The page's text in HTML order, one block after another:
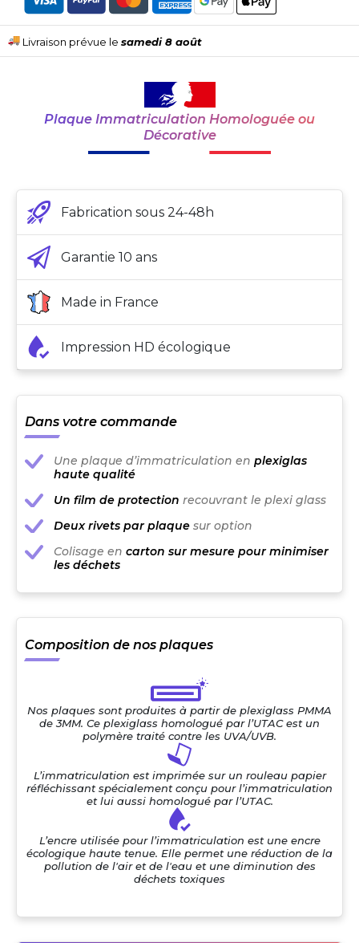
Livraison prévue le samedi 8 août
Plaque Immatriculation Homologuée ou
Décorative
Fabrication sous 24-48h
Garantie 10 ans
Made in France
Impression HD écologique
Dans votre commande
Une plaque d’immatriculation en plexiglas
haute qualité
Un film de protection recouvrant le plexi glass
Deux rivets par plaque sur option
Colisage en carton sur mesure pour minimiser
les déchets
Composition de nos plaques
Nos plaques sont produites à partir de plexiglass PMMA
de 3MM. Ce plexiglass homologué par l’UTAC est un
polymère traité contre les UVA/UVB.
L’immatriculation est imprimée sur un rouleau papier
réfléchissant spécialement conçu pour l’immatriculation
et lui aussi homologué par l’UTAC.
L’encre utilisée pour l’immatriculation est une encre
écologique haute tenue. Elle permet une réduction de la
pollution de l'air et de l'eau et une diminution des
déchets toxiques